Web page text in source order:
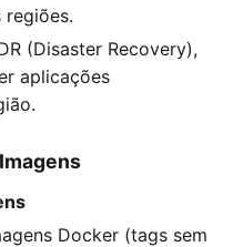
(Disaster Recovery),
aplicações
Docker (tags sem